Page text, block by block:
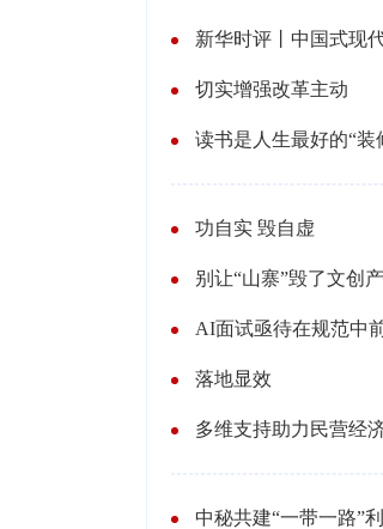
新华时评丨中国式现
切实增强改革主动
读书是人生最好的“装
功自实 毁自虚
别让“山寨”毁了文创
AI面试亟待在规范中
落地显效
多维支持助力民营经
中秘共建“一带一路”